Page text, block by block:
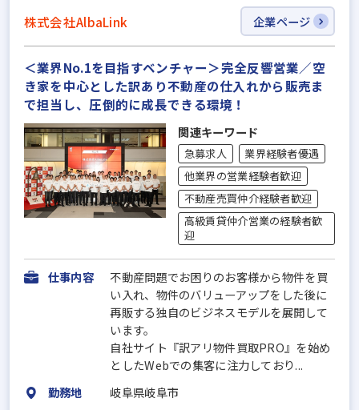
株式会社AlbaLink 企業ページ
＜業界No.1を目指すベンチャー＞完全反響営業／空
き家を中心とした訳あり不動産の仕入れから販売ま
で担当し、圧倒的に成長できる環境！
関連キーワード
急募求人
業界経験者優遇
他業界の営業経験者歓迎
不動産売買仲介経験者歓迎
高級賃貸仲介営業の経験者歓
迎
仕事内容
不動産問題でお困りのお客様から物件を買
い入れ、物件のバリューアップをした後に
再販する独自のビジネスモデルを展開して
います。
自社サイト『訳アリ物件買取PRO』を始め
としたWebでの集客に注力しており...
勤務地
岐阜県岐阜市